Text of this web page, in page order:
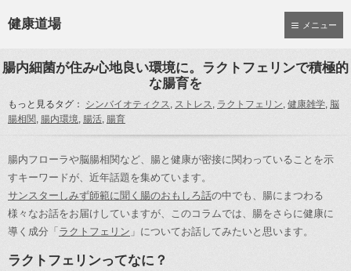
メニュー
健康道場
腸内細菌が住み心地良い環境に。ラクトフェリンで積極的
な腸育を
もっと見るタグ： シンバイオティクス, ストレス, ラクトフェリン, 健康雑学, 脳
腸相関, 腸内環境, 腸活, 腸育
腸内フローラや脳腸相関など、腸と健康が密接に関わっていることを示
すキーワードが、近年話題を集めています。
サンスターしみず師範に聞く腸のおもしろ話の中でも、腸にまつわる
様々なお話をお届けしていますが、このコラムでは、腸をさらに健康に
導く成分「 ラクトフェリン 」についてお話してみたいと思います。
ラクトフェリンってなに？